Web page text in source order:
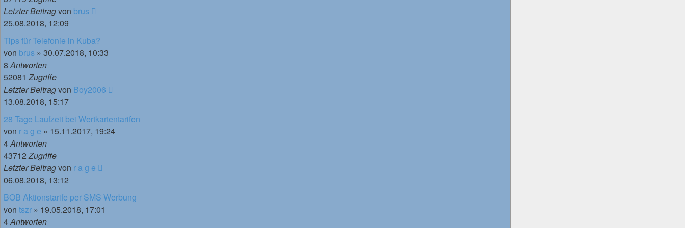
Letzter Beitragvon brus
25.08.2018, 12:09
Tips für Telefonie in Kuba?
von brus » 30.07.2018, 10:33
8Antworten
52081Zugriffe
Letzter Beitragvon Boy2006
13.08.2018, 15:17
28 Tage Laufzeit bei Wertkartentarifen
von r a g e » 15.11.2017, 19:24
4Antworten
43712Zugriffe
Letzter Beitragvon r a g e
06.08.2018, 13:12
BOB Aktionstarife per SMS Werbung
von tszr » 19.05.2018, 17:01
4Antworten